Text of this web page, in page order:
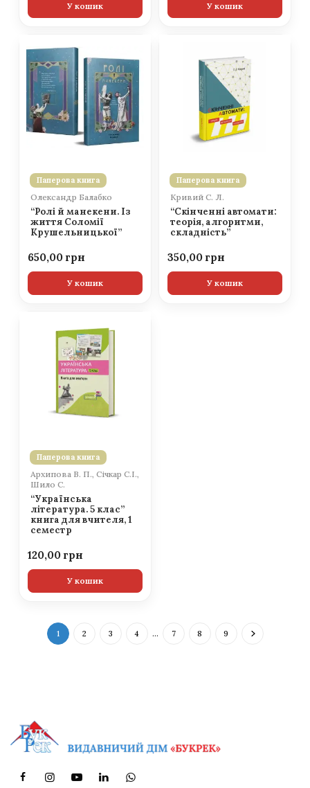
У кошик У кошик
Паперова книга
Олександр Балабко
“Ролі й манекени. Із
життя Соломії
Крушельницької”
650,00
У кошик
Паперова книга
Кривий С. Л.
“Скінченні автомати:
теорія, алгоритми,
складність”
350,00
У кошик
Паперова книга
Архипова В. П., Січкар С.І.,
Шило С.
“Українська
література. 5 клас”
книга для вчителя, 1
семестр
120,00
У кошик
1 2 3 4 … 7 8 9